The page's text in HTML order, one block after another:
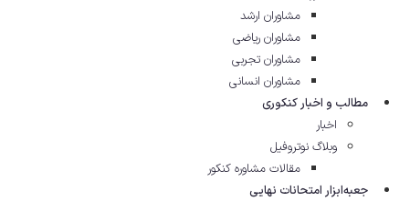
مشاوران ارشد
مشاوران ریاضی
مشاوران تجربی
مشاوران انسانی
مطالب و اخبار کنکوری
اخبار
وبلاگ نوتروفیل
مقالات مشاوره‌ کنکور
جعبه‌ابزار امتحانات نهایی